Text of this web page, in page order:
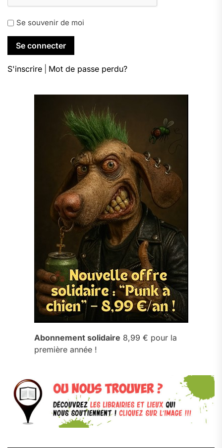
Se souvenir de moi
S'inscrire Mot de passe perdu?
Abonnement solidaire 8,99 € pour la
première année !